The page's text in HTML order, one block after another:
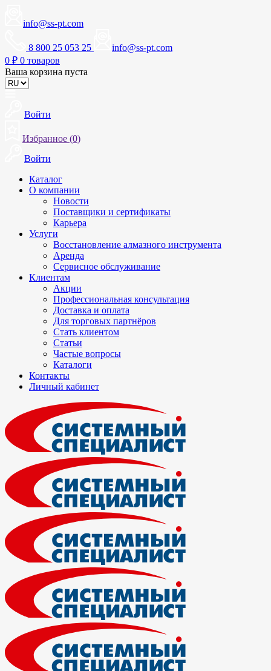
info@ss-pt.com
8 800 25 053 25
info@ss-pt.com
0 ₽ 0 товаров
Ваша корзина пуста
Войти
Избранное (0)
Войти
Каталог
О компании
Новости
Поставщики и сертификаты
Карьера
Услуги
Восстановление алмазного инструмента
Аренда
Сервисное обслуживание
Клиентам
Акции
Профессиональная консультация
Доставка и оплата
Для торговых партнёров
Стать клиентом
Статьи
Частые вопросы
Каталоги
Контакты
Личный кабинет